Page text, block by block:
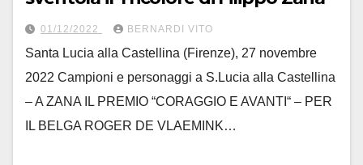
01/12/2022 BERNARDI VITO
Santa Lucia alla Castellina (Firenze), 27 novembre
2022 Campioni e personaggi a S.Lucia alla Castellina
– A ZANA IL PREMIO “CORAGGIO E AVANTI“ – PER
IL BELGA ROGER DE VLAEMINK…